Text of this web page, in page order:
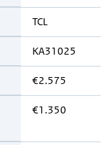
TCL
KA31025
€2.575
€1.350